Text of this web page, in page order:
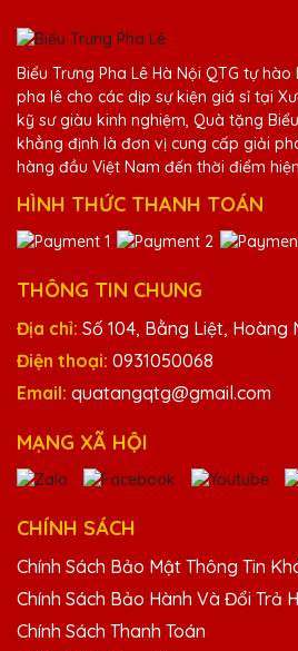
25/11/2025
Dịch vụ khách hàng
QTG rất nhiệt tình và
tiếp tục ủng hộ!
Lê Thị Yên
25/11/2025
Sản phẩm của Quà Tặng
thần lớn cho người nhận.
Nguyễn Thị Mai
25/11/2025
Chất lượng pha lê tại
hài lòng với sản phẩm.
Nguyễn Thị Oanh
25/11/2025
Biểu Trưng Pha Lê Hà Nội QTG tự
pha lê cho các dịp sự kiện giá sỉ tại
kỹ sư giàu kinh nghiệm, Quà tặng
khẳng định là đơn vị cung cấp giải
hàng đầu Việt Nam đến thời điểm
HÌNH THỨC THANH TOÁN
THÔNG TIN CHUNG
Địa chỉ: Số 104, Bằng Liệt, Hoàng
Điện thoại: 0931050068
Email: quatangqtg@gmail.com
MẠNG XÃ HỘI
CHÍNH SÁCH
Chính Sách Bảo Mật Thông Tin
Chính Sách Bảo Hành Và Đổi Trả
Chính Sách Thanh Toán